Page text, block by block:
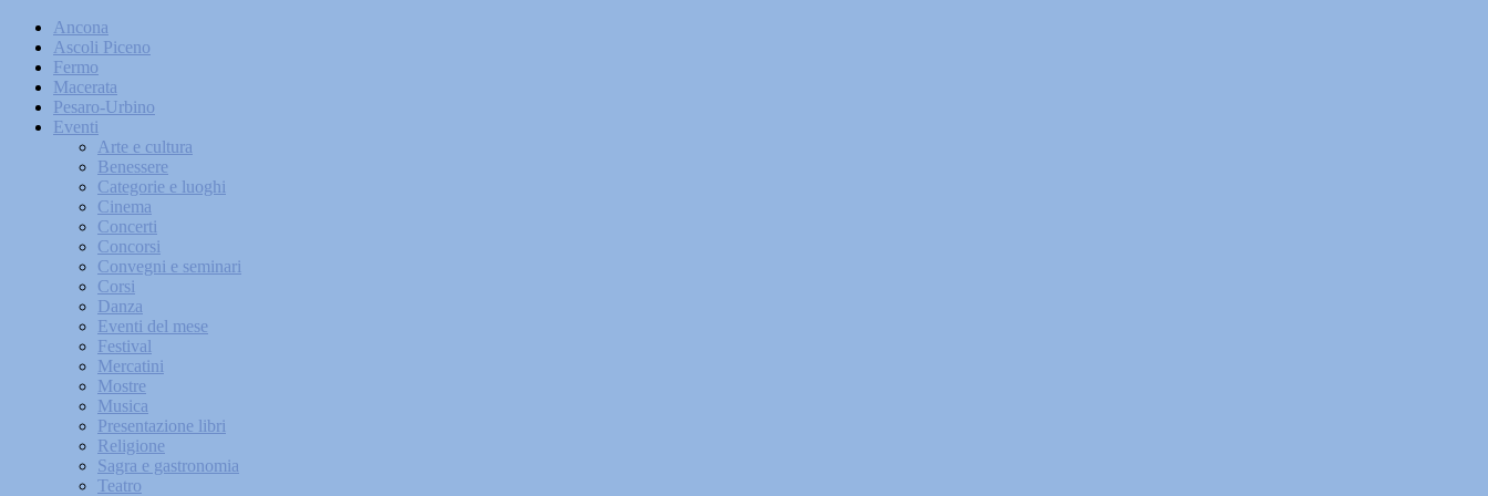
Ancona
Ascoli Piceno
Fermo
Macerata
Pesaro-Urbino
Eventi
Arte e cultura
Benessere
Categorie e luoghi
Cinema
Concerti
Concorsi
Convegni e seminari
Corsi
Danza
Eventi del mese
Festival
Mercatini
Mostre
Musica
Presentazione libri
Religione
Sagra e gastronomia
Teatro